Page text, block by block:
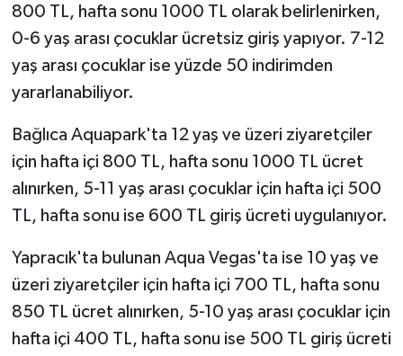
800 TL, hafta sonu 1000 TL olarak belirlenirken,
0-6 yaş arası çocuklar ücretsiz giriş yapıyor. 7-12
yaş arası çocuklar ise yüzde 50 indirimden
yararlanabiliyor.
Bağlıca Aquapark'ta 12 yaş ve üzeri ziyaretçiler
için hafta içi 800 TL, hafta sonu 1000 TL ücret
alınırken, 5-11 yaş arası çocuklar için hafta içi 500
TL, hafta sonu ise 600 TL giriş ücreti uygulanıyor.
Yapracık'ta bulunan Aqua Vegas'ta ise 10 yaş ve
üzeri ziyaretçiler için hafta içi 700 TL, hafta sonu
850 TL ücret alınırken, 5-10 yaş arası çocuklar için
hafta içi 400 TL, hafta sonu ise 500 TL giriş ücreti